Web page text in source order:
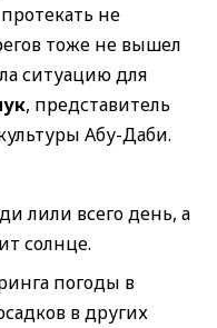
не
тоже не вышел
ситуацию для
, представитель
Абу-Даби.
лили всего день, а
солнце.
погоды в
в других